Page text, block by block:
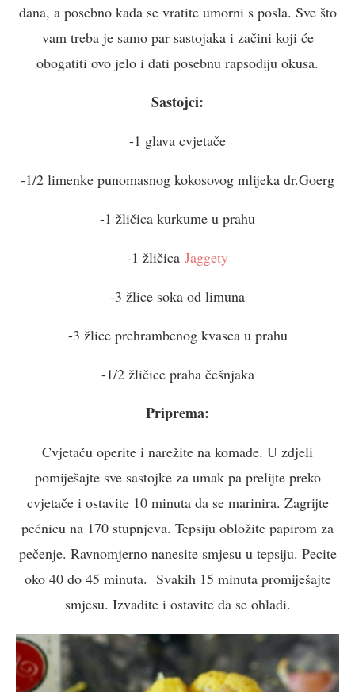
dana, a posebno kada se vratite umorni s posla. Sve što
vam treba je samo par sastojaka i začini koji će
obogatiti ovo jelo i dati posebnu rapsodiju okusa.
Sastojci:
-1 glava cvjetače
-1/2 limenke punomasnog kokosovog mlijeka dr.Goerg
-1 žličica kurkume u prahu
-1 žličica Jaggety
-3 žlice soka od limuna
-3 žlice prehrambenog kvasca u prahu
-1/2 žličice praha češnjaka
Priprema:
Cvjetaču operite i narežite na komade. U zdjeli
pomiješajte sve sastojke za umak pa prelijte preko
cvjetače i ostavite 10 minuta da se marinira. Zagrijte
pećnicu na 170 stupnjeva. Tepsiju obložite papirom za
pečenje. Ravnomjerno nanesite smjesu u tepsiju. Pecite
oko 40 do 45 minuta. Svakih 15 minuta promiješajte
smjesu. Izvadite i ostavite da se ohladi.